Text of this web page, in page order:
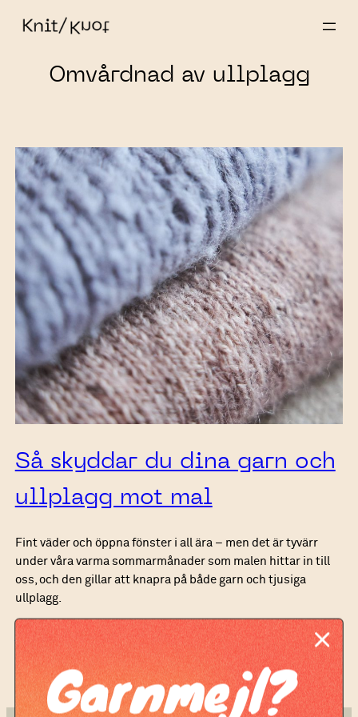
Omvårdnad av ullplagg
Så skyddar du dina garn och
ullplagg mot mal
Fint väder och öppna fönster i all ära – men det är tyvärr
under våra varma sommarmånader som malen hittar in till
oss, och den gillar att knapra på både garn och tjusiga
ullplagg.
Läs mer
Garnmejl?